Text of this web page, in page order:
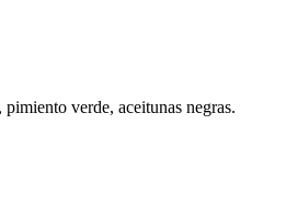
verde, aceitunas negras.